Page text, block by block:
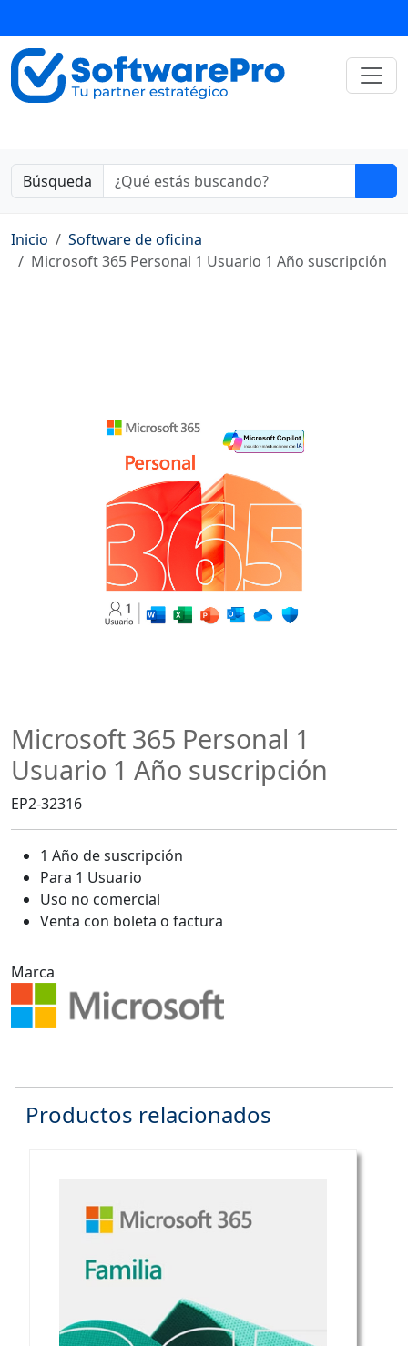
Búsqueda
Inicio
Software de oficina
Microsoft 365 Personal 1 Usuario 1 Año suscripción
Microsoft 365 Personal 1
Usuario 1 Año suscripción
EP2-32316
1 Año de suscripción
Para 1 Usuario
Uso no comercial
Venta con boleta o factura
Marca
Productos relacionados